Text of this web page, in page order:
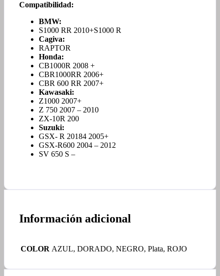
Compatibilidad:
BMW:
S1000 RR 2010+S1000 R
Cagiva:
RAPTOR
Honda:
CB1000R 2008 +
CBR1000RR 2006+
CBR 600 RR 2007+
Kawasaki:
Z1000 2007+
Z 750 2007 – 2010
ZX-10R 200
Suzuki:
GSX- R 20184 2005+
GSX-R600 2004 – 2012
SV 650 S –
Información adicional
COLOR AZUL, DORADO, NEGRO, Plata, ROJO